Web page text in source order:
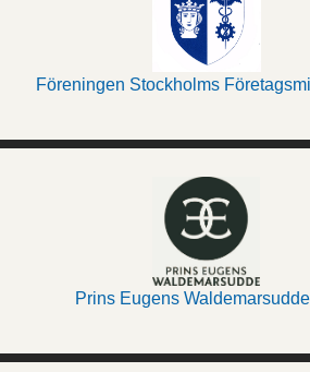
Föreningen Stockholms
Prins Eugens Waldemarsudde